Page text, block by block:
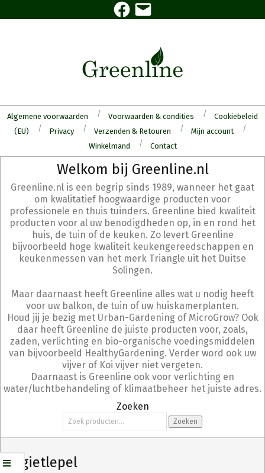
to
Facebook
E-
mail
Algemene voorwaarden Voorwaarden & condities
Cookiebeleid
(EU)
Privacy Verzenden & Retouren
Mijn account
Winkelmand
Contact
Menu
Welkom bij Greenline.nl
Greenline.nl is een begrip sinds 1989, wanneer het gaat
om kwalitatief hoogwaardige producten voor
professionele en thuis tuinders. Greenline bied kwaliteit
producten voor al uw benodigdheden op, in en rond het
huis, de tuin of de keuken. Zo levert Greenline
bijvoorbeeld hoge kwaliteit keukengereedschappen en
keukenmessen van het merk Triangle uit het Duitse
Solingen.
Maar daarnaast heeft Greenline alles wat u nodig heeft
voor uw balkon, de tuin of uw huiskamerplanten.
Houd jij je bezig met Urban-Gardening of MicroGrow? Ook
daar heeft Greenline de juiste producten voor, zoals,
zaden, verlichting en bio-organische voedingsmiddelen
van bijvoorbeeld HealthyGardening. Verder word ook uw
vijver of Koi vijver niet vergeten.
Daarnaast is Greenline ook voor verlichting en
water/luchtbehandeling of klimaatbeheer het juiste adres.
Zoeken
Zoeken
naar:
Zoeken
vergietlepel